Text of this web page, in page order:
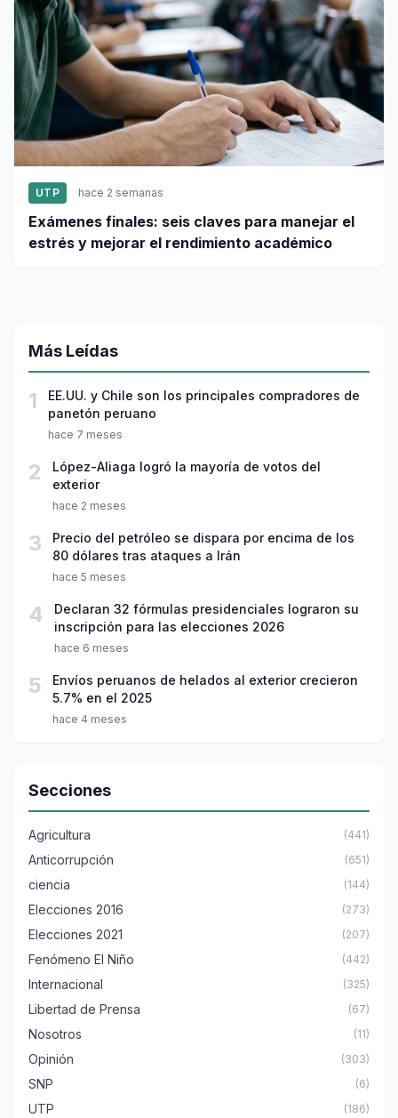
UTP hace 2 semanas
Exámenes finales: seis claves para manejar el
estrés y mejorar el rendimiento académico
Más Leídas
1
EE.UU. y Chile son los principales compradores de
panetón peruano
hace 7 meses
2
López-Aliaga logró la mayoría de votos del
exterior
hace 2 meses
3
Precio del petróleo se dispara por encima de los
80 dólares tras ataques a Irán
hace 5 meses
4
Declaran 32 fórmulas presidenciales lograron su
inscripción para las elecciones 2026
hace 6 meses
5
Envíos peruanos de helados al exterior crecieron
5.7% en el 2025
hace 4 meses
Secciones
Agricultura (441)
Anticorrupción (651)
ciencia (144)
Elecciones 2016 (273)
Elecciones 2021 (207)
Fenómeno El Niño (442)
Internacional (325)
Libertad de Prensa (67)
Nosotros (11)
Opinión (303)
SNP (6)
UTP (186)